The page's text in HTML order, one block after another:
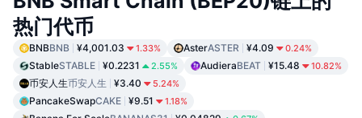
热门代币
BNBBNB ¥4,001.03 1.33% AsterASTER ¥4.09 0.24%
StableSTABLE ¥0.2231 2.55% AudieraBEAT ¥15.48 10.82%
币安人生币安人生 ¥3.40 5.24%
PancakeSwapCAKE ¥9.51 1.18%